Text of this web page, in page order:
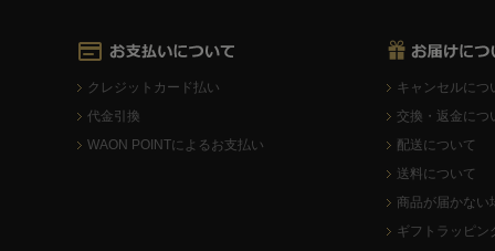
クレジットカード払い
代金引換
WAON POINTによるお支払い
キャンセルにつ
交換・返金につ
配送について
送料について
商品が届かない
ギフトラッピン